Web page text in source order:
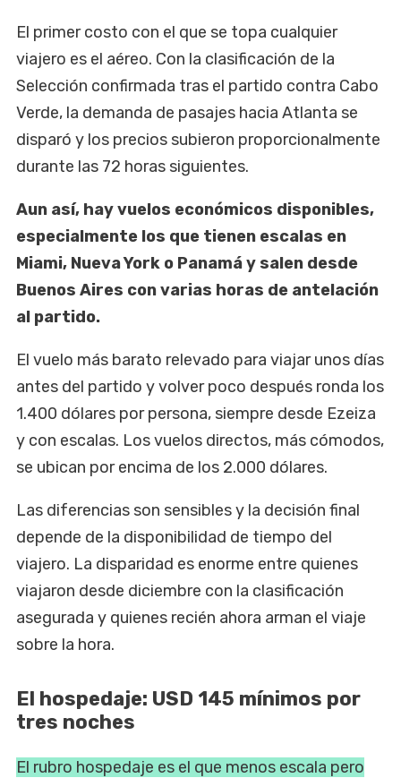
El primer costo con el que se topa cualquier
viajero es el aéreo. Con la clasificación de la
Selección confirmada tras el partido contra Cabo
Verde, la demanda de pasajes hacia Atlanta se
disparó y los precios subieron proporcionalmente
durante las 72 horas siguientes.
Aun así, hay vuelos económicos disponibles,
especialmente los que tienen escalas en
Miami, Nueva York o Panamá y salen desde
Buenos Aires con varias horas de antelación
al partido.
El vuelo más barato relevado para viajar unos días
antes del partido y volver poco después ronda los
1.400 dólares por persona, siempre desde Ezeiza
y con escalas. Los vuelos directos, más cómodos,
se ubican por encima de los 2.000 dólares.
Las diferencias son sensibles y la decisión final
depende de la disponibilidad de tiempo del
viajero. La disparidad es enorme entre quienes
viajaron desde diciembre con la clasificación
asegurada y quienes recién ahora arman el viaje
sobre la hora.
El hospedaje: USD 145 mínimos por
tres noches
El rubro hospedaje es el que menos escala pero